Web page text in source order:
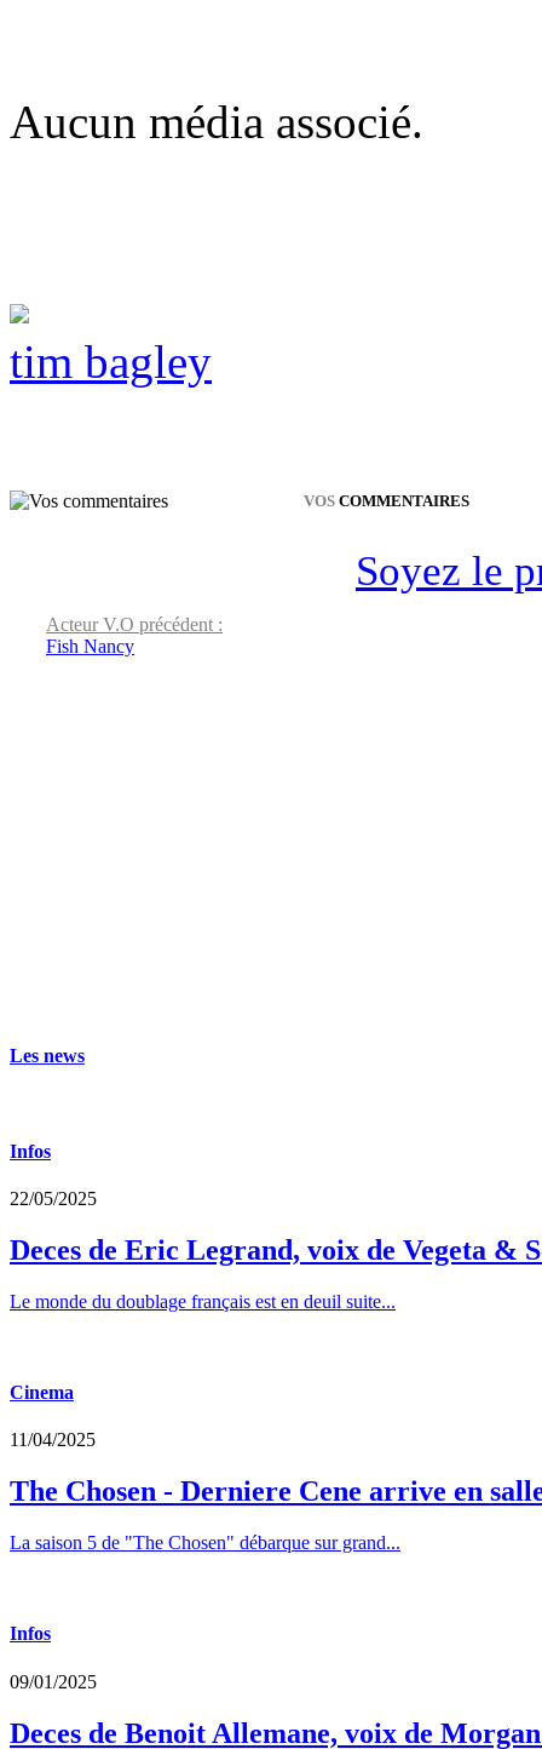
Aucun média associé.
tim bagley
VOS COMMENTAIRES
Soyez le
Acteur V.O précédent :
Fish Nancy
Les news
Infos
22/05/2025
Deces de Eric Legrand, voix de Vegeta &
Le monde du doublage français est en deuil suite...
Cinema
11/04/2025
The Chosen - Derniere Cene arrive en
La saison 5 de "The Chosen" débarque sur grand...
Infos
09/01/2025
Deces de Benoit Allemane, voix de